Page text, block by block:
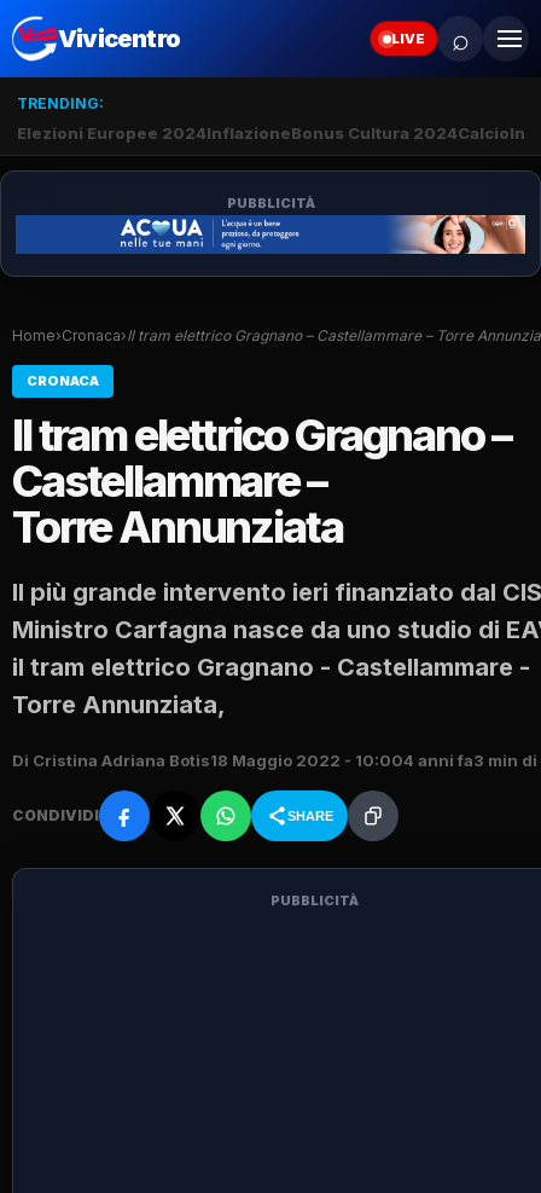
Vivicentro LIVE ⌕
TRENDING:
Elezioni Europee 2024InflazioneBonus Cultura 2024Calcio
PUBBLICITÀ
Home›Cronaca›Il tram elettrico Gragnano – Castellammare – Torre
CRONACA
Il tram elettrico Gragnano –
Castellammare –
Torre Annunziata
Il più grande intervento ieri finanziato dal
Ministro Carfagna nasce da uno studio di
il tram elettrico Gragnano - Castellammare -
Torre Annunziata,
Di Cristina Adriana Botis18 Maggio 2022 - 10:004 anni fa3 min
CONDIVIDI SHARE
PUBBLICITÀ